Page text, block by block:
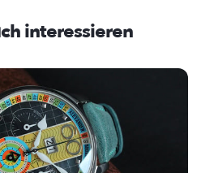
interessieren